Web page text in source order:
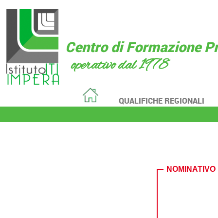
Centro di Formazione
operativo dal 1978
QUALIFICHE REGIONALI